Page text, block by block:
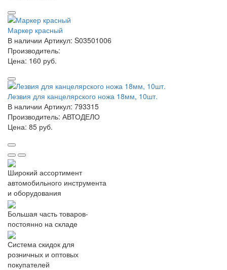
Маркер красный
В наличии Артикул: S03501006
Производитель:
Цена: 160 руб.
Лезвия для канцелярского ножа 18мм, 10шт.
В наличии Артикул: 793315
Производитель: АВТОДЕЛО
Цена: 85 руб.
Широкий ассортимент
автомобильного инструмента
и оборудования
Большая часть товаров-
постоянно на складе
Система скидок для
розничных и оптовых
покупателей